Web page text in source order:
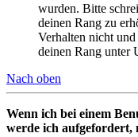
wurden. Bitte
deinen Rang zu
Verhalten nicht
deinen Rang unter
Nach oben
Wenn ich bei einem
werde ich aufgefordert,